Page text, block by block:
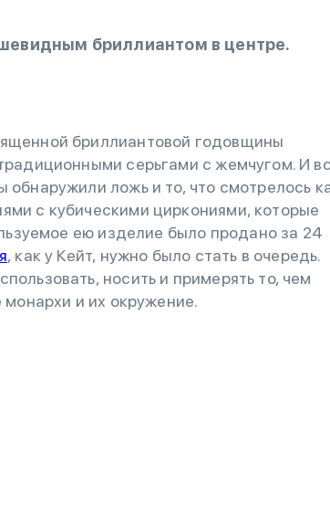
бриллиантом в центре.
бриллиантовой годовщины
серьгами с жемчугом. И
ложь и то, что смотрелось
с кубическими циркониями, которые
ею изделие было продано за 24
, как у Кейт, нужно было стать в очередь.
носить и примерять то, чем
и их окружение.